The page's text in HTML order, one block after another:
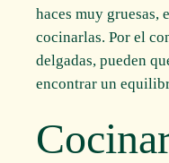
haces muy gruesas,
cocinarlas. Por el
delgadas, pueden
encontrar un